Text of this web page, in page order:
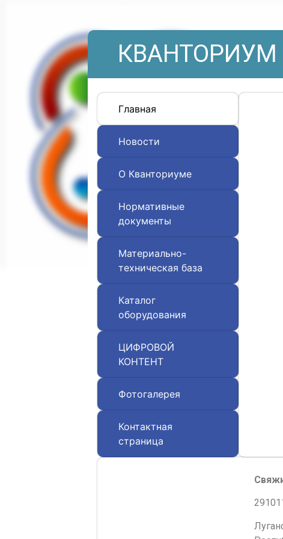
КВАНТОРИУМ
Главная
Новости
О Кванториуме
Нормативные
документы
Материально-
техническая база
Каталог
оборудования
ЦИФРОВОЙ
КОНТЕНТ
Фотогалерея
Контактная
страница